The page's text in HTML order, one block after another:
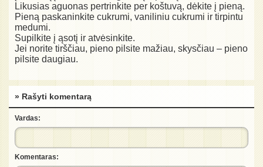
Likusias aguonas pertrinkite per koštuvą, dėkite į pieną.
Pieną paskaninkite cukrumi, vaniliniu cukrumi ir tirpintu
medumi.
Supilkite į ąsotį ir atvėsinkite.
Jei norite tirščiau, pieno pilsite mažiau, skysčiau – pieno
pilsite daugiau.
» Rašyti komentarą
Vardas:
Komentaras: